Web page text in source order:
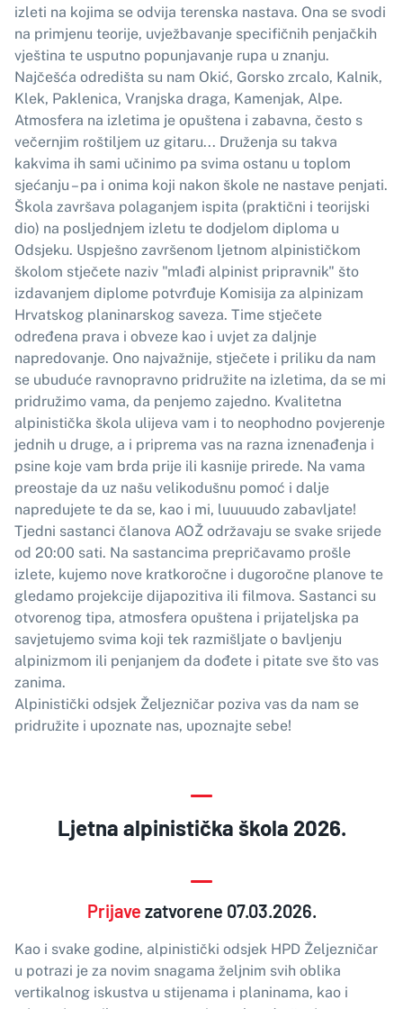
izleti na kojima se odvija terenska nastava. Ona se svodi
na primjenu teorije, uvježbavanje specifičnih penjačkih
vještina te usputno popunjavanje rupa u znanju.
Najčešća odredišta su nam Okić, Gorsko zrcalo, Kalnik,
Klek, Paklenica, Vranjska draga, Kamenjak, Alpe.
Atmosfera na izletima je opuštena i zabavna, često s
večernjim roštiljem uz gitaru... Druženja su takva
kakvima ih sami učinimo pa svima ostanu u toplom
sjećanju – pa i onima koji nakon škole ne nastave penjati.
Škola završava polaganjem ispita (praktični i teorijski
dio) na posljednjem izletu te dodjelom diploma u
Odsjeku. Uspješno završenom ljetnom alpinističkom
školom stječete naziv "mlađi alpinist pripravnik" što
izdavanjem diplome potvrđuje Komisija za alpinizam
Hrvatskog planinarskog saveza. Time stječete
određena prava i obveze kao i uvjet za daljnje
napredovanje. Ono najvažnije, stječete i priliku da nam
se ubuduće ravnopravno pridružite na izletima, da se mi
pridružimo vama, da penjemo zajedno. Kvalitetna
alpinistička škola ulijeva vam i to neophodno povjerenje
jednih u druge, a i priprema vas na razna iznenađenja i
psine koje vam brda prije ili kasnije prirede. Na vama
preostaje da uz našu velikodušnu pomoć i dalje
napredujete te da se, kao i mi, luuuuudo zabavljate!
Tjedni sastanci članova AOŽ održavaju se svake srijede
od 20:00 sati. Na sastancima prepričavamo prošle
izlete, kujemo nove kratkoročne i dugoročne planove te
gledamo projekcije dijapozitiva ili filmova. Sastanci su
otvorenog tipa, atmosfera opuštena i prijateljska pa
savjetujemo svima koji tek razmišljate o bavljenju
alpinizmom ili penjanjem da dođete i pitate sve što vas
zanima.
Alpinistički odsjek Željezničar poziva vas da nam se
pridružite i upoznate nas, upoznajte sebe!
Ljetna alpinistička škola 2026.
Prijave zatvorene 07.03.2026.
Kao i svake godine, alpinistički odsjek HPD Željezničar
u potrazi je za novim snagama željnim svih oblika
vertikalnog iskustva u stijenama i planinama, kao i